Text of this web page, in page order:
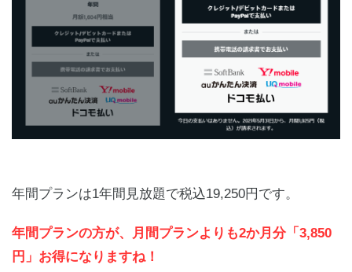
年間プランは1年間見放題で税込19,250円です。
年間プランの方が、月間プランよりも2か月分「3,850
円」お得になりますね！